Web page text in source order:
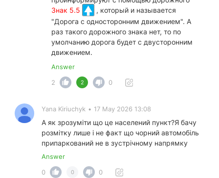
Знак 5.5
, который и называется
"Дорога с односторонним движением". А
раз такого дорожного знака нет, то по
умолчанию дорога будет с двусторонним
движением.
Answer
2
2 0
Yana Kiriuchyk • 17 May 2026 13:08
А як зрозуміти що це населений пункт?Я бачу
розмітку лише і не факт що чорний автомобіль
припаркований не в зустрічному напрямку
Answer
0
0 0